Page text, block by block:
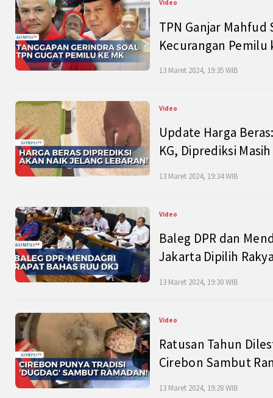
Video
TPN Ganjar Mahfud
Kecurangan Pemilu
13 Maret 2024, 19:35 WIB
Video
Update Harga
KG, Diprediksi
13 Maret 2024, 19:34 WIB
Video
Baleg DPR dan
Jakarta Dipilih
13 Maret 2024, 19:30 WIB
Video
Ratusan Tahun
Cirebon Sambut
13 Maret 2024, 19:28 WIB